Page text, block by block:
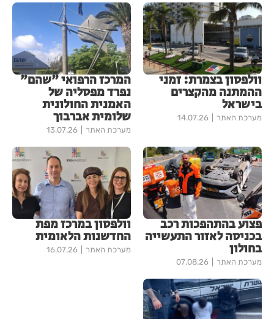
וולפסון בצמרת: זמני
ההמתנה מהקצרים
בישראל
מערכת האתר 14.07.26
המרכז הרפואי "שהם"
נפרד מפסליה של
האמנית החולונית
שלומית אברבוך
מערכת האתר 13.07.26
פצוע בהתהפכות רכב
בכניסה לאזור התעשייה
בחולון
מערכת האתר 07.08.26
וולפסון במרכז מפת
החדשנות הלאומית
מערכת האתר 16.07.26